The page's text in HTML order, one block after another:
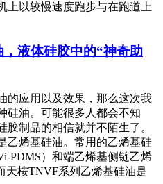
上以较慢速度跑步与在跑道上
，液体硅胶中的“神奇助
的应用以及效果，那么这次我
硅油。可能很多人都会不知
胶制品的相信就并不陌生了。
乙烯基硅油。常用的乙烯基硅
PDMS）和端乙烯基侧链乙烯
天桉TNVF系列乙烯基硅油是